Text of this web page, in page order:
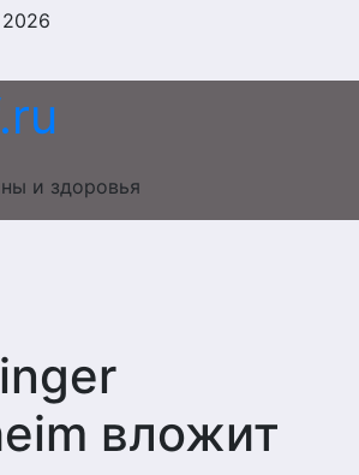
и здоровья
вложит